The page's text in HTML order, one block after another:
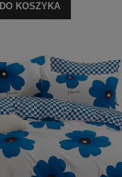
DO KOSZYKA